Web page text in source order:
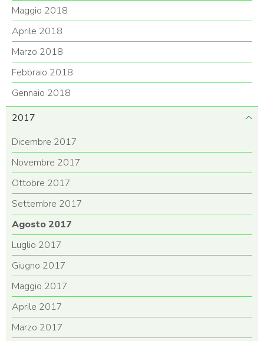
Maggio 2018
Aprile 2018
Marzo 2018
Febbraio 2018
Gennaio 2018
2017
Dicembre 2017
Novembre 2017
Ottobre 2017
Settembre 2017
Agosto 2017
Luglio 2017
Giugno 2017
Maggio 2017
Aprile 2017
Marzo 2017